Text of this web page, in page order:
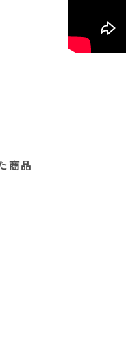
商品